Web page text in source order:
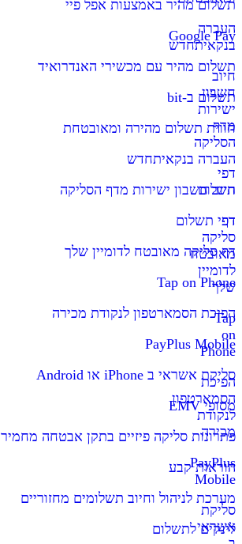
העברה
בנקאיתחדש
חיוב
חשבון
ישירות
מדף
הסליקה
דפי
תשלום
דף
סליקה
מאובטח
לדומיין
שלך
Tap
on
Phone
הפיכת
הסמארטפון
לנקודת
מכירה
PayPlus
Mobile
סליקת
אשראי
תשלום מהיר באמצעות אפל פיי
Google Pay
תשלום מהיר עם מכשירי האנדרואיד
תשלום ב-bit
חווית תשלום מהירה ומאובטחת
העברה בנקאיתחדש
חיוב חשבון ישירות מדף הסליקה
דפי תשלום
דף סליקה מאובטח לדומיין שלך
Tap on Phone
הפיכת הסמארטפון לנקודת מכירה
PayPlus Mobile
סליקת אשראי ב iPhone או Android
מסופי EMV
פתרונות סליקה פיזיים בתקן אבטחה מחמיר
הוראות קבע
מערכת לניהול וחיוב תשלומים מחזוריים
לינקים לתשלום